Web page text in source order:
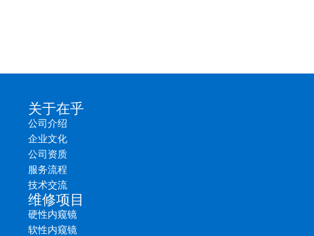
关于在乎
公司介绍
企业文化
公司资质
服务流程
技术交流
维修项目
硬性内窥镜
软性内窥镜